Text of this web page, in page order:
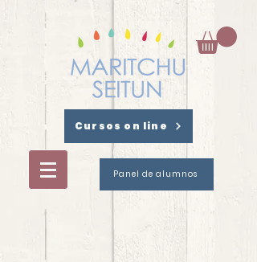
Cursos on line
Panel de alumnos